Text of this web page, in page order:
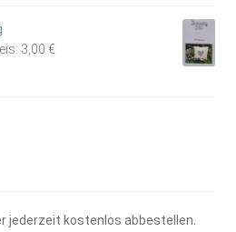
3,00 €Aktueller
jederzeit kostenlos abbestellen.